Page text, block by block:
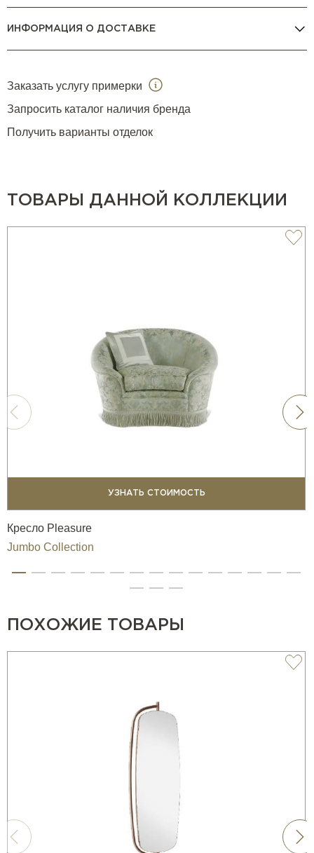
ИНФОРМАЦИЯ О ДОСТАВКЕ
Заказать услугу примерки
Запросить каталог наличия бренда
Получить варианты отделок
ТОВАРЫ ДАННОЙ КОЛЛЕКЦИИ
УЗНАТЬ СТОИМОСТЬ
Кресло Pleasure
Jumbo Collection
ПОХОЖИЕ ТОВАРЫ